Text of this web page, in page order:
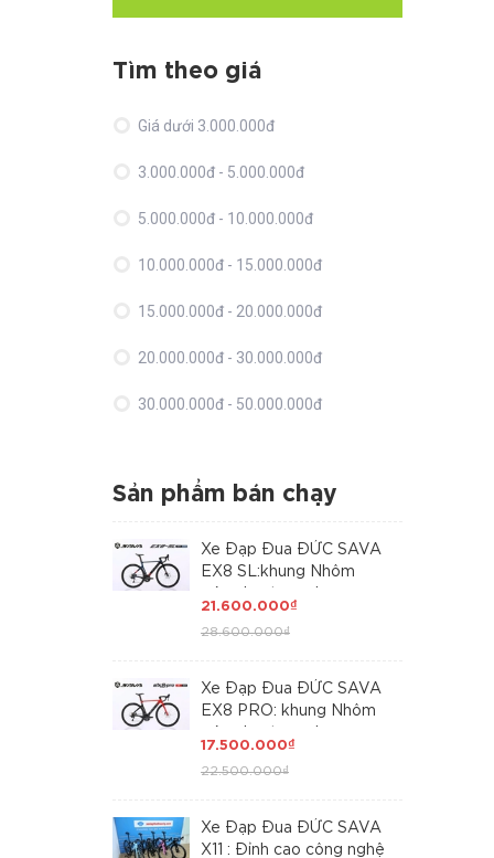
Tìm theo giá
Giá dưới 3.000.000đ
3.000.000đ - 5.000.000đ
5.000.000đ - 10.000.000đ
10.000.000đ - 15.000.000đ
15.000.000đ - 20.000.000đ
20.000.000đ - 30.000.000đ
30.000.000đ - 50.000.000đ
Sản phẩm bán chạy
Xe Đạp Đua ĐỨC SAVA
EX8 SL:khung Nhôm
Toray T800 cao cấp.
đúc liền khối, Tem UCI,
Groupset SHIMANO 105
R7120 Japan via
2x12(24S) . SAN
PHẲNG MỌI GIỚI HẠN
21.600.000₫
28.600.000₫
Xe Đạp Đua ĐỨC SAVA
EX8 PRO: khung Nhôm
Toray T800 cao cấp.
đúc liền khối, Tem UCI,
gạt đĩa/gạt líp
17.500.000₫
22.500.000₫
Xe Đạp Đua ĐỨC SAVA
X11 : Đỉnh cao công nghệ